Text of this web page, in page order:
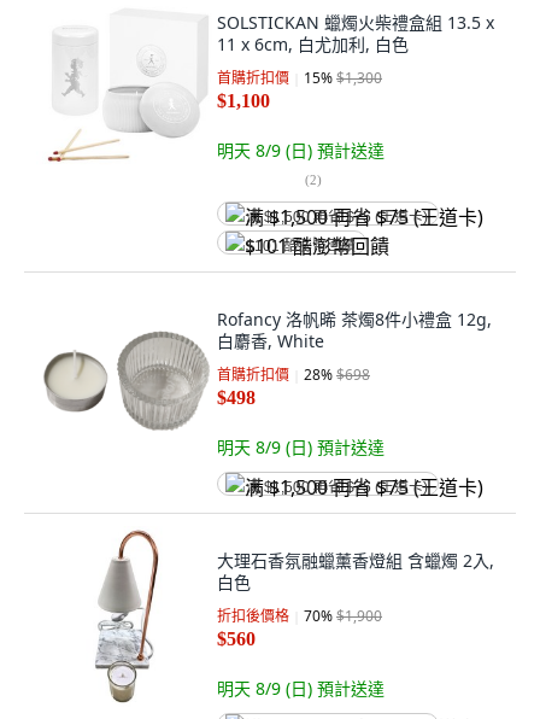
SOLSTICKAN 蠟燭火柴禮盒組 13.5 x
11 x 6cm, 白尤加利, 白色
首購折扣價 15%$1,300
$1,100
明天 8/9 (日) 預計送達
(2)
满 $1,500 再省 $75 (王道卡)
$101 酷澎幣回饋
Rofancy 洛帆晞 茶燭8件小禮盒 12g,
白麝香, White
首購折扣價 28%$698
$498
明天 8/9 (日) 預計送達
满 $1,500 再省 $75 (王道卡)
大理石香氛融蠟薰香燈組 含蠟燭 2入,
白色
折扣後價格 70%$1,900
$560
明天 8/9 (日) 預計送達